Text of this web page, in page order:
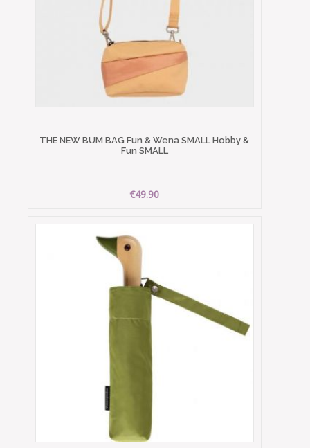
THE NEW BUM BAG Fun & Wena SMALL Hobby &
Fun SMALL
€49.90